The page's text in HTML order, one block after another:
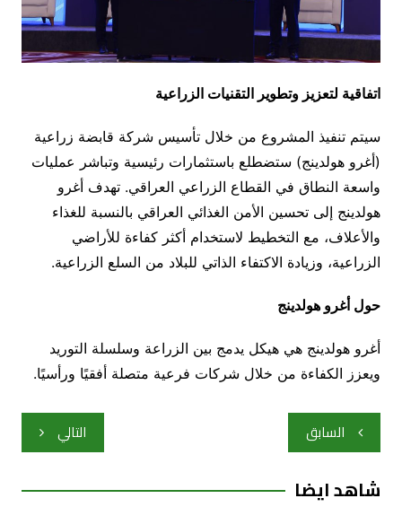
اتفاقية لتعزيز وتطوير التقنيات الزراعية
سيتم تنفيذ المشروع من خلال تأسيس شركة قابضة زراعية
(أغرو هولدينج) ستضطلع باستثمارات رئيسية وتباشر عمليات
واسعة النطاق في القطاع الزراعي العراقي. تهدف أغرو
هولدينج إلى تحسين الأمن الغذائي العراقي بالنسبة للغذاء
والأعلاف، مع التخطيط لاستخدام أكثر كفاءة للأراضي
الزراعية، وزيادة الاكتفاء الذاتي للبلاد من السلع الزراعية.
حول أغرو هولدينج
أغرو هولدينج هي هيكل يدمج بين الزراعة وسلسلة التوريد
ويعزز الكفاءة من خلال شركات فرعية متصلة أفقيًا ورأسيًا.
تصفّح
المقالات
السابق التالي
شاهد ايضا